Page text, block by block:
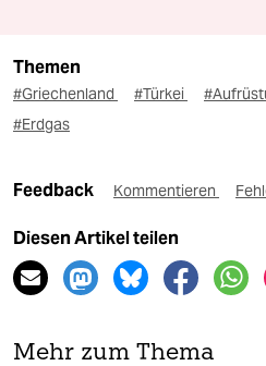
Themen
#Griechenland #Türkei
#Erdgas
Feedback Kommentieren
Diesen Artikel teilen
Mehr zum Thema